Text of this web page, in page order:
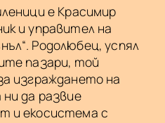
е Красимир
и управител на
Родолюбец, успял
пазари, той
изграждането на
да развие
и екосистема с